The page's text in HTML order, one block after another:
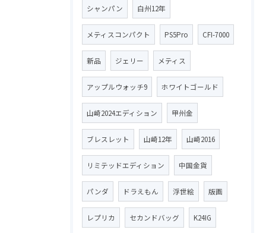
シャンパン 白州12年
メティスコンパクト PS5Pro CFI-7000
新品 ジェリー メティス
アップルウォッチ9 ホワイトゴールド
山崎2024エディション 甲州金
ブレスレット 山崎12年 山崎2016
リミテッドエディション 中国金貨
パンダ ドラえもん 浮世絵 版画
レプリカ セカンドバッグ K24IG